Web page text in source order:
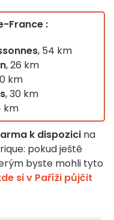
France :
, 54 km
, 26 km
km
, 30 km
km
k dispozici na
pokud ještě
byste mohli tyto
si v Paříži půjčit